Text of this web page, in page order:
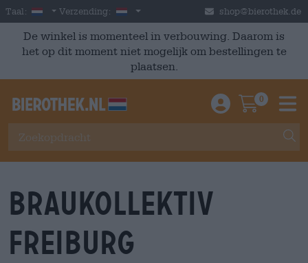
Skip to main content
Taal: Dutch
Verzending: Nederland shop@bierothek.de
De winkel is momenteel in verbouwing. Daarom is
het op dit moment niet mogelijk om bestellingen te
plaatsen.
Einloggen /
0
Braukollektiv
Freiburg